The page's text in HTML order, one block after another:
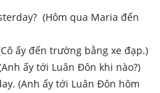
(Hôm qua Maria đến
ấy đến trường bằng xe đạp.)
ấy tới Luân Đôn khi nào?)
(Anh ấy tới Luân Đôn hôm